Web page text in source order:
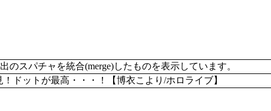
スパチャを統合(merge)したものを表示しています。
ドットが最高・・・！【博衣こより/ホロライブ】